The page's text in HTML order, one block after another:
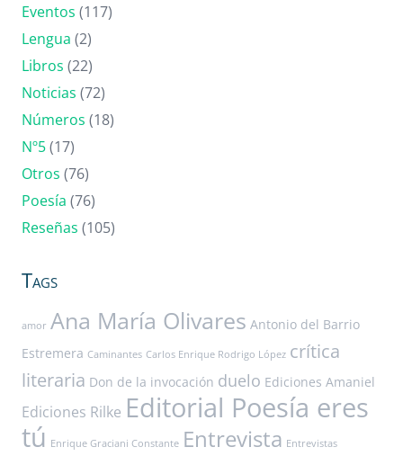
Eventos (117)
Lengua (2)
Libros (22)
Noticias (72)
Números (18)
Nº5(17)
Otros (76)
Poesía (76)
Reseñas (105)
Tags
amor Ana María Olivares Antonio del Barrio
Estremera Caminantes Carlos Enrique Rodrigo López crítica
literaria Don de la invocación duelo Ediciones Amaniel
Ediciones Rilke Editorial Poesía eres
tú Enrique Graciani Constante Entrevista Entrevistas